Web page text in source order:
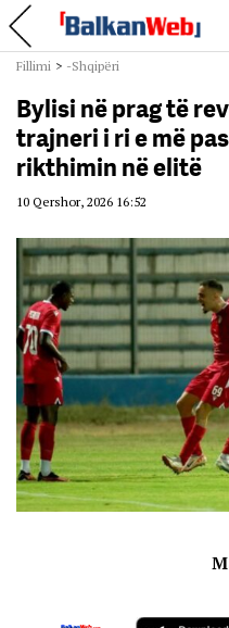
Fillimi > -Shqipëri
Bylisi në prag të
trajneri i ri e më
rikthimin në elitë
10 Qershor, 2026 16:52